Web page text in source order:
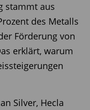
stammt aus
des Metalls
Förderung von
erklärt, warum
Silver, Hecla